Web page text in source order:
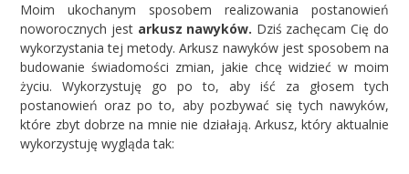
Moim ukochanym sposobem realizowania postanowień
noworocznych jest arkusz nawyków. Dziś zachęcam Cię do
wykorzystania tej metody. Arkusz nawyków jest sposobem na
budowanie świadomości zmian, jakie chcę widzieć w moim
życiu. Wykorzystuję go po to, aby iść za głosem tych
postanowień oraz po to, aby pozbywać się tych nawyków,
które zbyt dobrze na mnie nie działają. Arkusz, który aktualnie
wykorzystuję wygląda tak: